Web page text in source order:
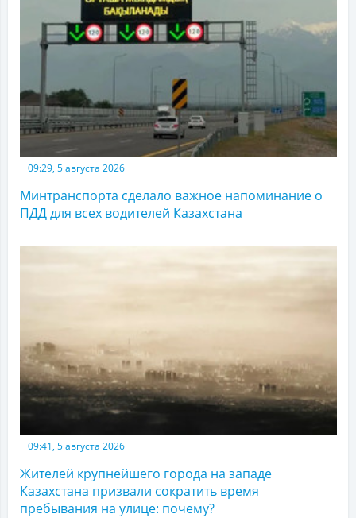
09:29, 5 августа 2026
Минтранспорта сделало важное напоминание о
ПДД для всех водителей Казахстана
09:41, 5 августа 2026
Жителей крупнейшего города на западе
Казахстана призвали сократить время
пребывания на улице: почему?